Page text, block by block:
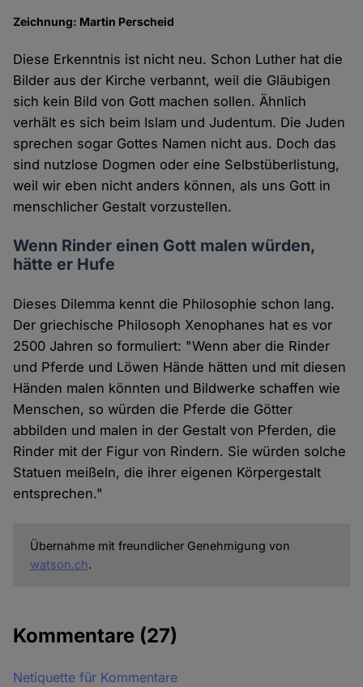
Zeichnung: Martin Perscheid
Diese Erkenntnis ist nicht neu. Schon Luther hat die
Bilder aus der Kirche verbannt, weil die Gläubigen
sich kein Bild von Gott machen sollen. Ähnlich
verhält es sich beim Islam und Judentum. Die Juden
sprechen sogar Gottes Namen nicht aus. Doch das
sind nutzlose Dogmen oder eine Selbstüberlistung,
weil wir eben nicht anders können, als uns Gott in
menschlicher Gestalt vorzustellen.
Wenn Rinder einen Gott malen würden,
hätte er Hufe
Dieses Dilemma kennt die Philosophie schon lang.
Der griechische Philosoph Xenophanes hat es vor
2500 Jahren so formuliert: "Wenn aber die Rinder
und Pferde und Löwen Hände hätten und mit diesen
Händen malen könnten und Bildwerke schaffen wie
Menschen, so würden die Pferde die Götter
abbilden und malen in der Gestalt von Pferden, die
Rinder mit der Figur von Rindern. Sie würden solche
Statuen meißeln, die ihrer eigenen Körpergestalt
entsprechen."
Übernahme mit freundlicher Genehmigung von
watson.ch.
Kommentare (27)
Netiquette für Kommentare